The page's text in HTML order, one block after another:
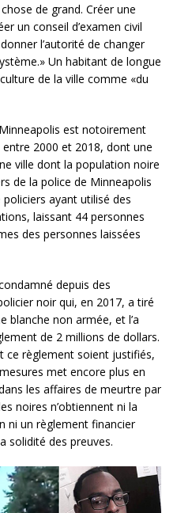
de grand. Créer une
un conseil d’examen civil
l’autorité de changer
Un habitant de longue
de la ville comme «du
est notoirement
2000 et 2018, dont une
ville dont la population noire
de la police de Minneapolis
ayant utilisé des
laissant 44 personnes
des personnes laissées
depuis des
noir qui, en 2017, a tiré
blanche non armée, et l’a
de 2 millions de dollars.
ce règlement soient justifiés,
met encore plus en
les affaires de meurtre par
noires n’obtiennent ni la
ni un règlement financier
solidité des preuves.